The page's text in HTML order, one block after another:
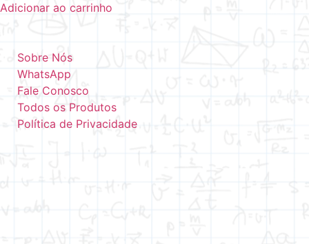
Adicionar ao carrinho
Sobre Nós
WhatsApp
Fale Conosco
Todos os Produtos
Política de Privacidade